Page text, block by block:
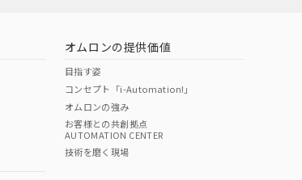
オムロンの提供価値
目指す姿
コンセプト「i-Automation!」
オムロンの強み
お客様との共創拠点
AUTOMATION CENTER
技術を磨く現場